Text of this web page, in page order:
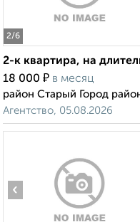
2/6
2-к квартира, на
18 000 ₽ в месяц
район Старый Город
Агентство, 05.08.2026
‹